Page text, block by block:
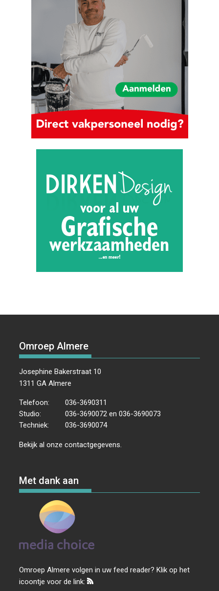
Omroep Almere
Josephine Bakerstraat 10
1311 GA Almere
Telefoon:
036-3690311
Studio:
036-3690072 en 036-3690073
Techniek:
036-3690074
Bekijk al onzecontactgegevens
Met dank aan
Omroep Almere volgen in uw feed reader? Klik op het
icoontje voor de link: